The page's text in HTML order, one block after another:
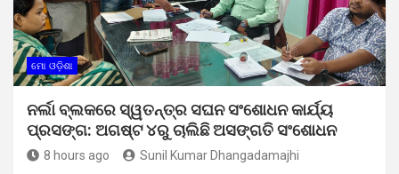
ମୋ ଓଡ଼ିଶା
ନର୍ଲା ବ୍ଲକରେ ସ୍ୱତନ୍ତ୍ର ସଘନ ସଂଶୋଧନ କାର୍ଯ୍ୟ
ପ୍ରସଙ୍ଗ: ଅଗଷ୍ଟ ୪ରୁ ଚାଲିଛି ଅସଙ୍ଗତି ସଂଶୋଧନ
8 hours ago Sunil Kumar Dhangadamajhi